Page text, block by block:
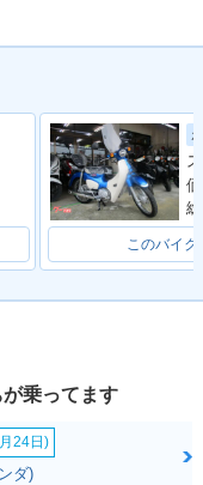
2005年 Little Cub
Special セルフスタ
ーター併用・特別・
限定仕様
キックタイプ・カラ
ーチェンジ
このバイ
乗ってます
24日)
ダ)